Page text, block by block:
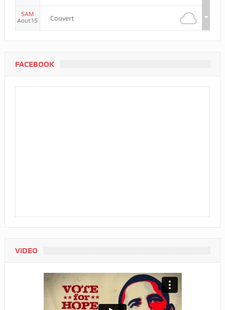
SAM
Aout15
Couvert
FACEBOOK
VIDEO